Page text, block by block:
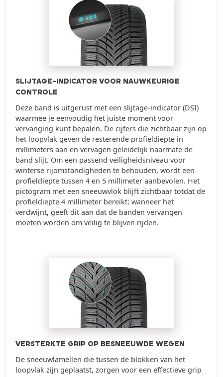
SLIJTAGE-INDICATOR VOOR NAUWKEURIGE
CONTROLE
Deze band is uitgerust met een slijtage-indicator (DSI)
waarmee je eenvoudig het juiste moment voor
vervanging kunt bepalen. De cijfers die zichtbaar zijn op
het loopvlak geven de resterende profieldiepte in
millimeters aan en vervagen geleidelijk naarmate de
band slijt. Om een passend veiligheidsniveau voor
winterse rijomstandigheden te behouden, wordt een
profieldiepte tussen 4 en 5 millimeter aanbevolen. Het
pictogram met een sneeuwvlok blijft zichtbaar totdat de
profieldiepte 4 millimeter bereikt; wanneer het
verdwijnt, geeft dit aan dat de banden vervangen
moeten worden om veilig te blijven rijden.
VERSTERKTE GRIP OP BESNEEUWDE WEGEN
De sneeuwlamellen die tussen de blokken van het
loopvlak zijn geplaatst, zorgen voor een effectieve grip